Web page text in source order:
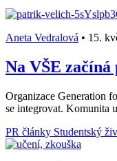
Aneta Vedralová • 15.
Na VŠE
Organizace Generation
se integrovat. Komunita
PR články Studentský